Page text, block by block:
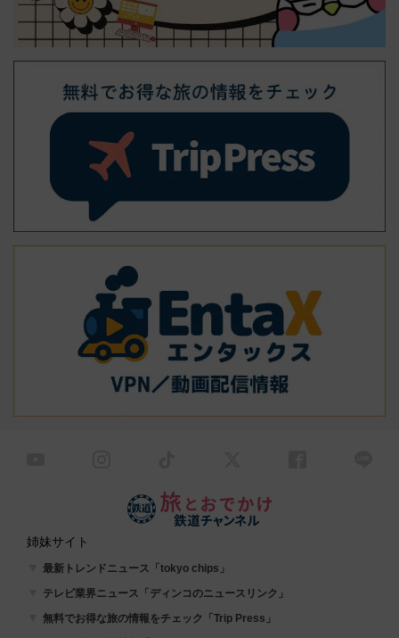
姉妹サイト
最新トレンドニュース「tokyo chips」
テレビ業界ニュース「ディンコのニュースリンク」
無料でお得な旅の情報をチェック「Trip Press」